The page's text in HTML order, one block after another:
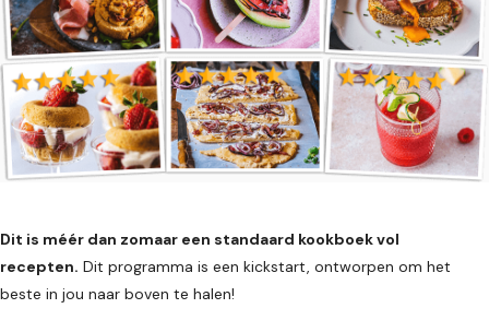
Dit is méér dan zomaar een standaard kookboek vol
recepten. Dit programma is een kickstart, ontworpen om het
beste in jou naar boven te halen!